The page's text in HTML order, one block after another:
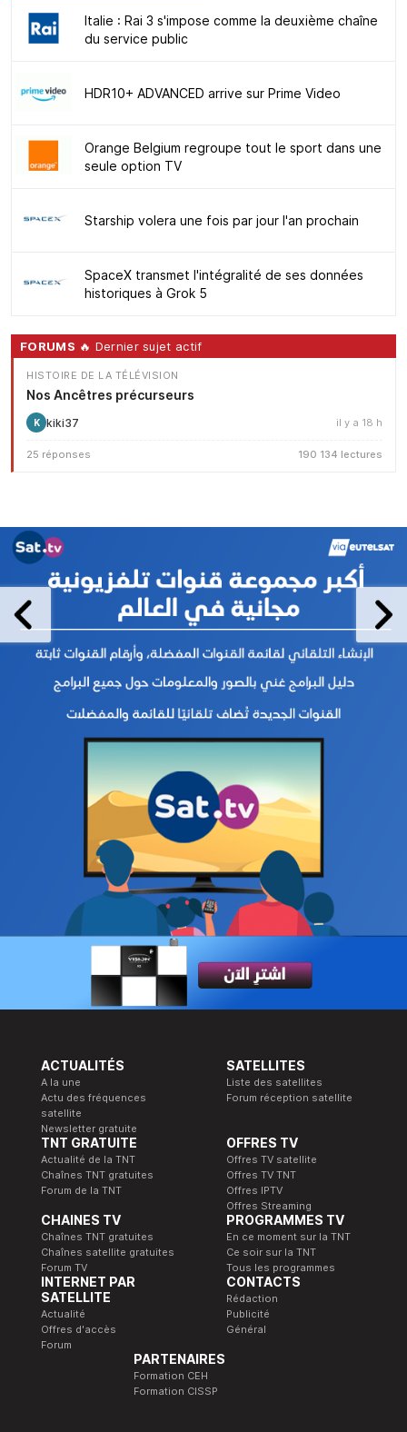
Italie : Rai 3 s'impose comme la deuxième chaîne
du service public
HDR10+ ADVANCED arrive sur Prime Video
Orange Belgium regroupe tout le sport dans une
seule option TV
Starship volera une fois par jour l'an prochain
SpaceX transmet l'intégralité de ses données
historiques à Grok 5
FORUMS 🔥 Dernier sujet actif
HISTOIRE DE LA TÉLÉVISION
Nos Ancêtres précurseurs
K kiki37 il y a 18 h
25 réponses 190 134 lectures
ACTUALITÉS
A la une
Actu des fréquences
satellite
Newsletter gratuite
SATELLITES
Liste des satellites
Forum réception satellite
TNT GRATUITE
Actualité de la TNT
Chaînes TNT gratuites
Forum de la TNT
OFFRES TV
Offres TV satellite
Offres TV TNT
Offres IPTV
Offres Streaming
CHAINES TV
Chaînes TNT gratuites
Chaînes satellite gratuites
Forum TV
PROGRAMMES TV
En ce moment sur la TNT
Ce soir sur la TNT
Tous les programmes
INTERNET PAR
SATELLITE
Actualité
Offres d'accès
Forum
CONTACTS
Rédaction
Publicité
Général
PARTENAIRES
Formation CEH
Formation CISSP